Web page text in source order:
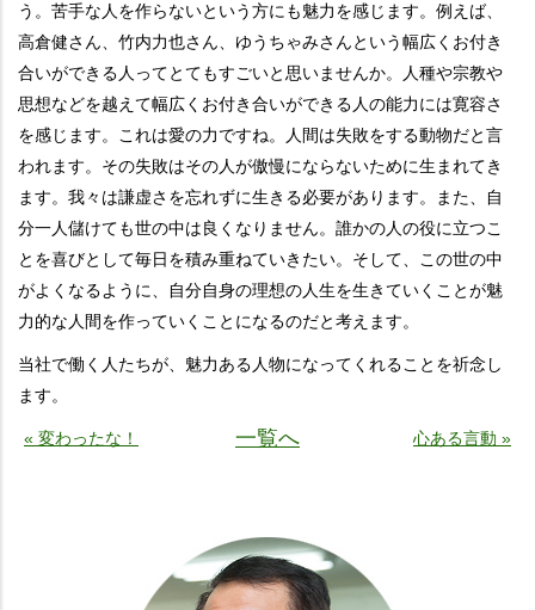
う。苦手な人を作らないという方にも魅力を感じます。例えば、
高倉健さん、竹内力也さん、ゆうちゃみさんという幅広くお付き
合いができる人ってとてもすごいと思いませんか。人種や宗教や
思想などを越えて幅広くお付き合いができる人の能力には寛容さ
を感じます。これは愛の力ですね。人間は失敗をする動物だと言
われます。その失敗はその人が傲慢にならないために生まれてき
ます。我々は謙虚さを忘れずに生きる必要があります。また、自
分一人儲けても世の中は良くなりません。誰かの人の役に立つこ
とを喜びとして毎日を積み重ねていきたい。そして、この世の中
がよくなるように、自分自身の理想の人生を生きていくことが魅
力的な人間を作っていくことになるのだと考えます。
当社で働く人たちが、魅力ある人物になってくれることを祈念し
ます。
« 変わったな！ 一覧へ 心ある言動 »